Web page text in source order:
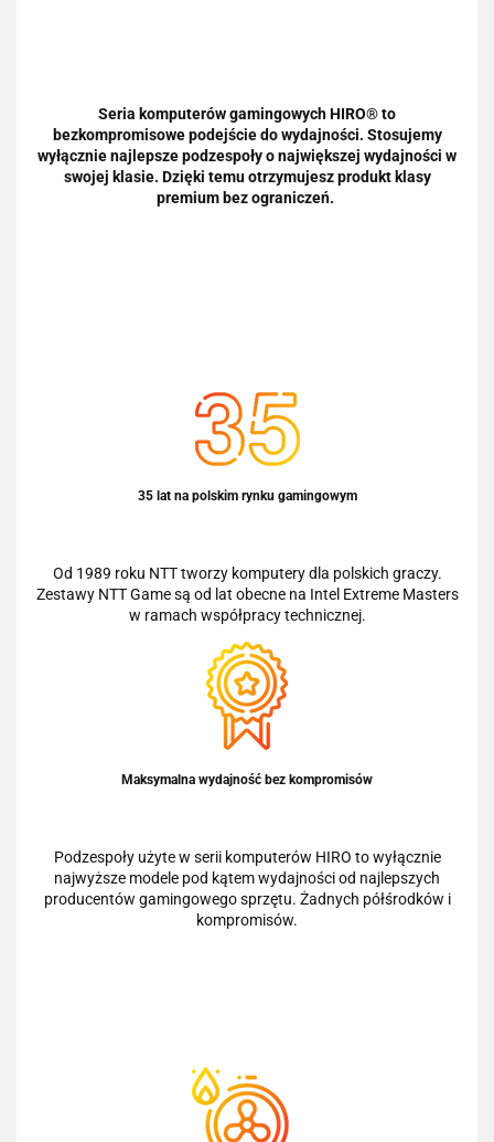
Seria komputerów gamingowych HIRO® to
bezkompromisowe podejście do wydajności. Stosujemy
wyłącznie najlepsze podzespoły o największej wydajności w
swojej klasie. Dzięki temu otrzymujesz produkt klasy
premium bez ograniczeń.
35 lat na polskim rynku gamingowym
Od 1989 roku NTT tworzy komputery dla polskich graczy.
Zestawy NTT Game są od lat obecne na Intel Extreme Masters
w ramach współpracy technicznej.
Maksymalna wydajność bez kompromisów
Podzespoły użyte w serii komputerów HIRO to wyłącznie
najwyższe modele pod kątem wydajności od najlepszych
producentów gamingowego sprzętu. Żadnych półśrodków i
kompromisów.